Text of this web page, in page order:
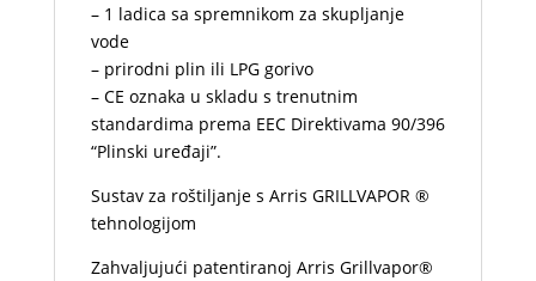
– 1 ladica sa spremnikom za skupljanje
vode
– prirodni plin ili LPG gorivo
– CE oznaka u skladu s trenutnim
standardima prema EEC Direktivama 90/396
“Plinski uređaji”.
Sustav za roštiljanje s Arris GRILLVAPOR ®
tehnologijom
Zahvaljujući patentiranoj Arris Grillvapor®